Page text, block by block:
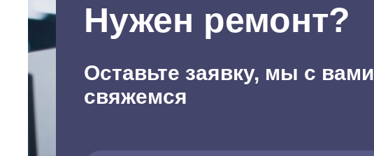
Нужен ремонт?
Оставьте заявку, мы с вами
свяжемся